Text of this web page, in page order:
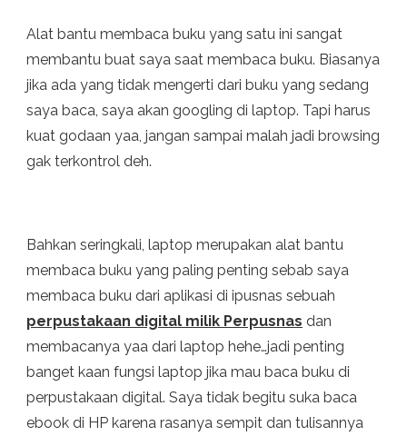
Alat bantu membaca buku yang satu ini sangat
membantu buat saya saat membaca buku. Biasanya
jika ada yang tidak mengerti dari buku yang sedang
saya baca, saya akan googling di laptop. Tapi harus
kuat godaan yaa, jangan sampai malah jadi browsing
gak terkontrol deh.
Bahkan seringkali, laptop merupakan alat bantu
membaca buku yang paling penting sebab saya
membaca buku dari aplikasi di ipusnas sebuah
perpustakaan digital milik Perpusnas dan
membacanya yaa dari laptop hehe…jadi penting
banget kaan fungsi laptop jika mau baca buku di
perpustakaan digital. Saya tidak begitu suka baca
ebook di HP karena rasanya sempit dan tulisannya